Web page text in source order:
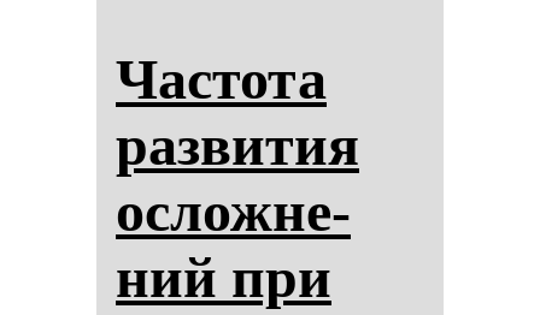
Час­то­та
раз­ви­тия
ос­лож­не­
ний при